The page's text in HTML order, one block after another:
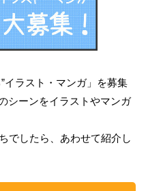
イラスト・マンガ」を募集
シーンをイラストやマンガ
でしたら、あわせて紹介し